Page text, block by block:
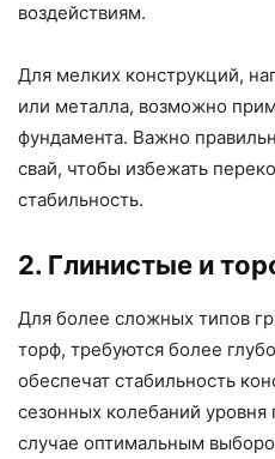
воздействиям.
Для мелких конструкций,
или металла, возможно
фундамента. Важно
свай, чтобы избежать
стабильность.
2. Глинистые и
Для более сложных типов
торф, требуются более
обеспечат стабильность
сезонных колебаний уровня
случае оптимальным